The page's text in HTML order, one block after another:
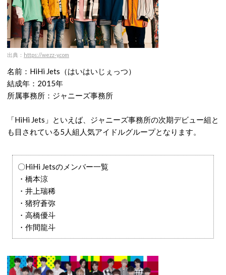
出典： https://wezz-y.com
名前：HiHi Jets（はいはいじぇっつ）
結成年：2015年
所属事務所：ジャニーズ事務所
「HiHi Jets」といえば、ジャニーズ事務所の次期デビュー組と
も目されている5人組人気アイドルグループとなります。
〇HiHi Jetsのメンバー一覧
・橋本涼
・井上瑞稀
・猪狩蒼弥
・高橋優斗
・作間龍斗